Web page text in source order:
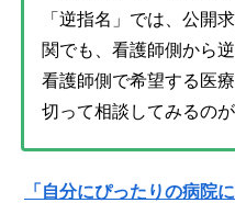
「逆指名」では、公開
関でも、看護師側から
看護師側で希望する医
切って相談してみるの
「自分にぴったりの病院